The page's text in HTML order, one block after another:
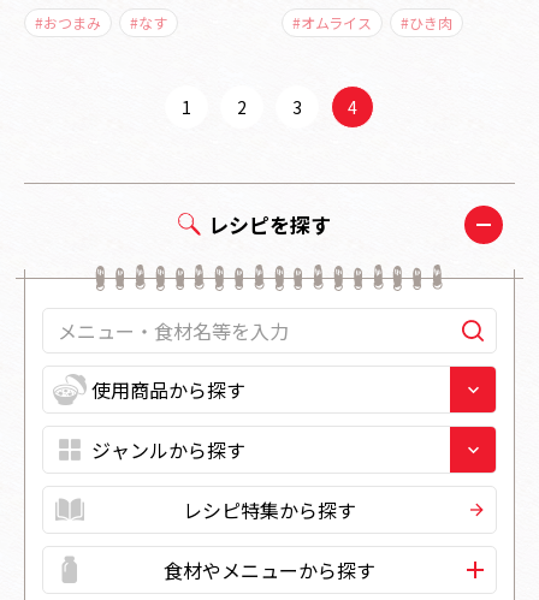
#おつまみ #なす #オムライス #ひき肉
1 2 3 4
レシピを探す
レシピ特集から探す
食材やメニューから探す